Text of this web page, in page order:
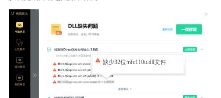
缺少32位mfc110u.dll文件